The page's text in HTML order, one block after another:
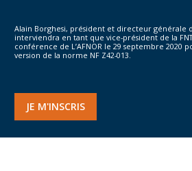
Alain Borghesi, président et directeur générale
interviendra en tant que vice-président de la
conférence de L’AFNOR le 29 septembre 2020
version de la norme NF Z42-013.
JE M'INSCRIS